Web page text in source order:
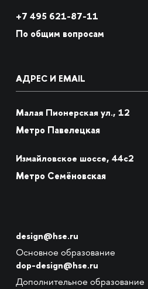
+7 495 621-87-11
По общим вопросам
АДРЕС И EMAIL
Малая Пионерская ул., 12
Метро Павелецкая
Измайловское шоссе, 44с2
Метро Семёновская
design@hse.ru
Основное образование
dop-design@hse.ru
Дополнительное образование